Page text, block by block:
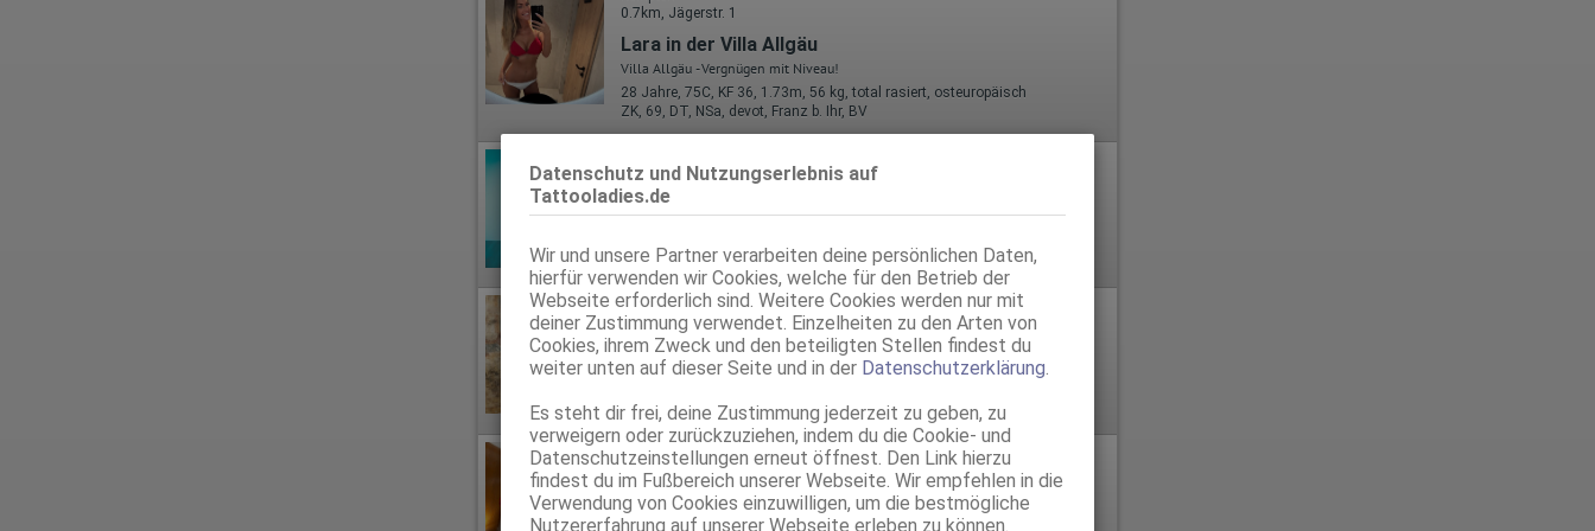
Datenschutz und Nutzungserlebnis auf
Tattooladies.de
Wir und unsere Partner verarbeiten deine persönlichen Daten,
hierfür verwenden wir Cookies, welche für den Betrieb der
Webseite erforderlich sind. Weitere Cookies werden nur mit
deiner Zustimmung verwendet. Einzelheiten zu den Arten von
Cookies, ihrem Zweck und den beteiligten Stellen findest du
weiter unten auf dieser Seite und in der Datenschutzerklärung
Es steht dir frei, deine Zustimmung jederzeit zu geben, zu
verweigern oder zurückzuziehen, indem du die Cookie- und
Datenschutzeinstellungen erneut öffnest. Den Link hierzu
findest du im Fußbereich unserer Webseite. Wir empfehlen in die
Verwendung von Cookies einzuwilligen, um die bestmögliche
Nutzererfahrung auf unserer Webseite erleben zu können.
0.7km, Jägerstr. 1
Lara in der Villa Allgäu
Villa Allgäu - Vergnügen mit Niveau!
28 Jahre, 75C, KF 36, 1.73m, 56 kg, total rasiert, osteuropäisch
ZK, 69, DT, NSa, devot, Franz b. Ihr, BV
1.0km, Auf'm Plätzle 4
Iris in der Lustoase Allgäu
ZK, 69, GF6, DT, Franz b. Ihr, BV, MFF
Kempten
1.0km, Auf'm Plätzle 4
TS-Naomy in der Lustoase Allgäu
ZK, 69, NSa, Franz b. Ihr, Schmu., Kuscheln, Körperküs., AV b. Ihm
Kempten
1.0km, Auf'm Plätzle 4
TS Larissa